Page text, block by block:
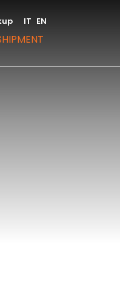
IT EN